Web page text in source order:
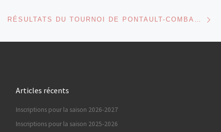
RÉSULTATS DU TOURNOI DE PONTAULT-COMBAULT MINIMES 2023
Articles récents
Inscriptions pour la saison 2026-2027
Inscriptions pour la saison 2025-2026